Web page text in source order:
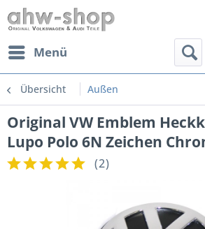
Menü
Übersicht Außen
Original VW Emblem
Lupo Polo 6N Zeichen
(2)